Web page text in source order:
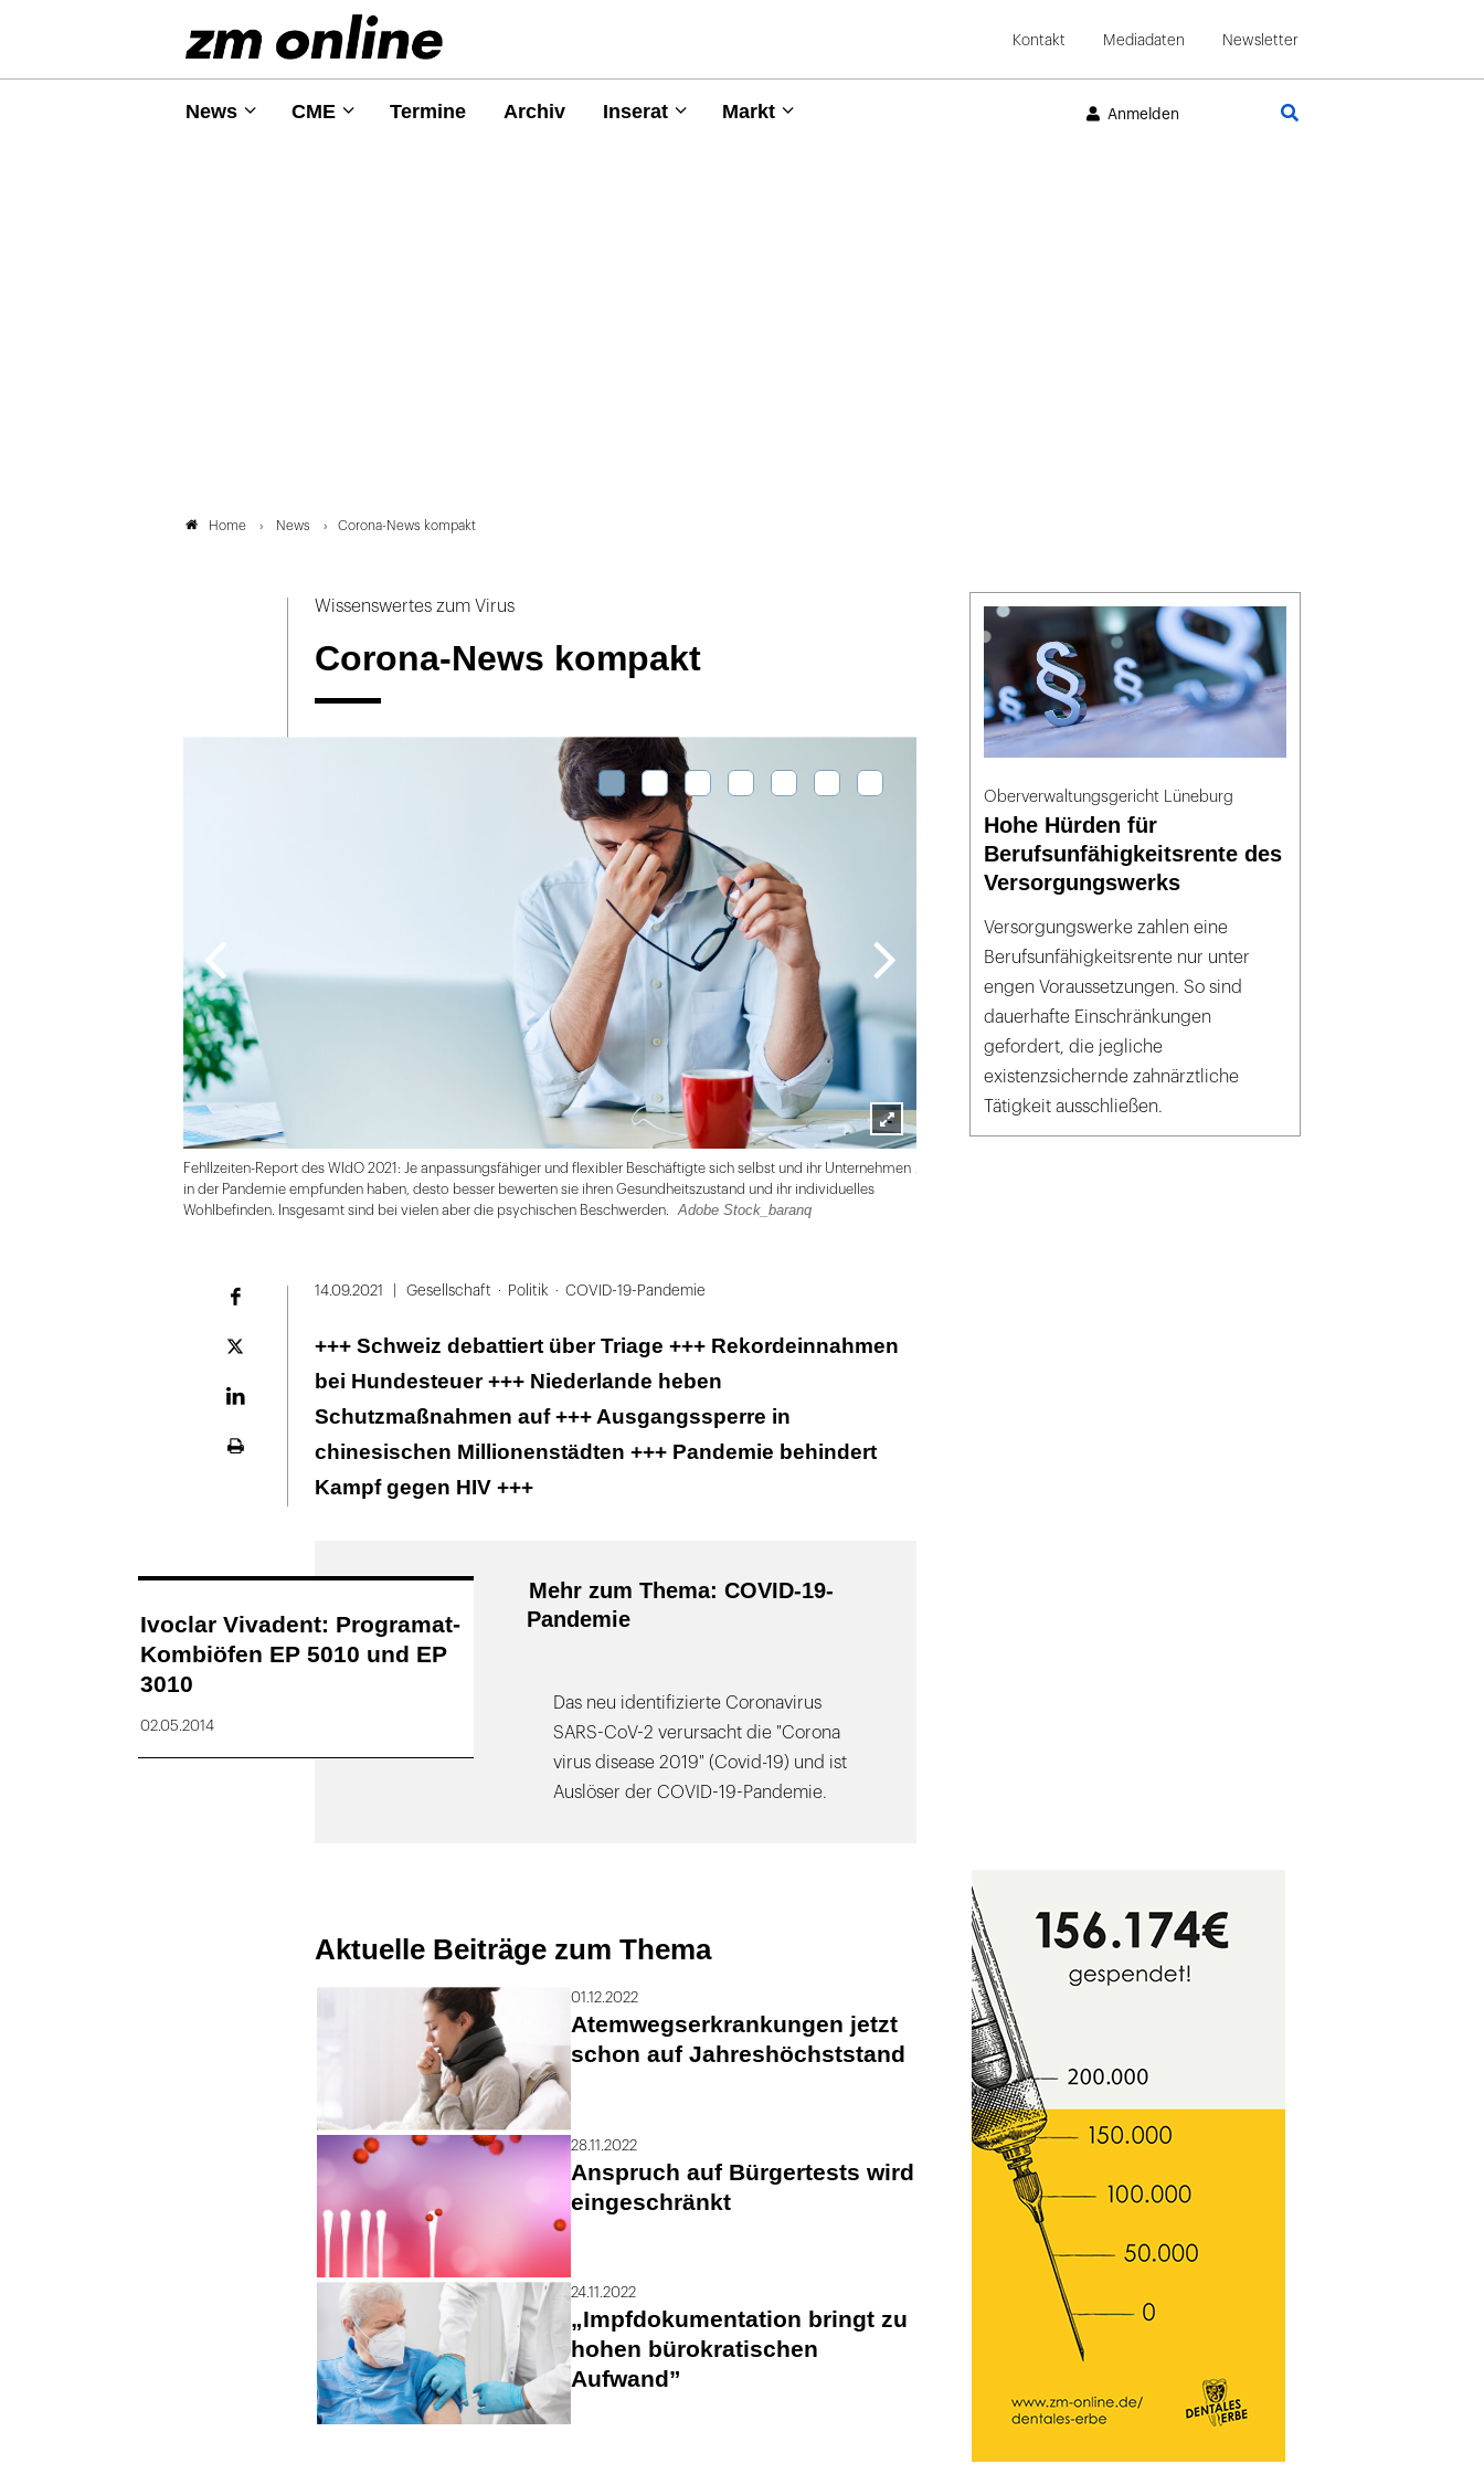
Kontakt Mediadaten Newsletter
News CME Termine Archiv Inserat Markt Anmelden
Home News Corona-News kompakt
Wissenswertes zum Virus
Corona-News kompakt
Lightbox
öffnen
Fehllzeiten-Report des WIdO 2021: Je anpassungsfähiger und flexibler Beschäftigte sich selbst und ihr Unternehmen
in der Pandemie empfunden haben, desto besser bewerten sie ihren Gesundheitszustand und ihr individuelles
Wohlbefinden. Insgesamt sind bei vielen aber die psychischen Beschwerden.
Adobe Stock_baranq
Plattform
14.09.2021 Gesellschaft Politik COVID-19-Pandemie
+++ Schweiz debattiert über Triage +++ Rekordeinnahmen
bei Hundesteuer +++ Niederlande heben
Schutzmaßnahmen auf +++ Ausgangssperre in
chinesischen Millionenstädten +++ Pandemie behindert
Kampf gegen HIV +++
Ivoclar Vivadent: Programat-
Kombiöfen EP 5010 und EP
3010
02.05.2014
Mehr zum Thema: COVID-19-
Pandemie
Das neu identifizierte Coronavirus
SARS-CoV-2 verursacht die "Corona
virus disease 2019" (Covid-19) und ist
Auslöser der COVID-19-Pandemie.
Aktuelle Beiträge zum Thema
01.12.2022
Atemwegserkrankungen jetzt
schon auf Jahreshöchststand
28.11.2022
Anspruch auf Bürgertests wird
eingeschränkt
24.11.2022
„Impfdokumentation bringt zu
hohen bürokratischen
Aufwand”
Oberverwaltungsgericht Lüneburg
Hohe Hürden für
Berufsunfähigkeitsrente des
Versorgungswerks
Versorgungswerke zahlen eine
Berufsunfähigkeitsrente nur unter
engen Voraussetzungen. So sind
dauerhafte Einschränkungen
gefordert, die jegliche
existenzsichernde zahnärztliche
Tätigkeit ausschließen.